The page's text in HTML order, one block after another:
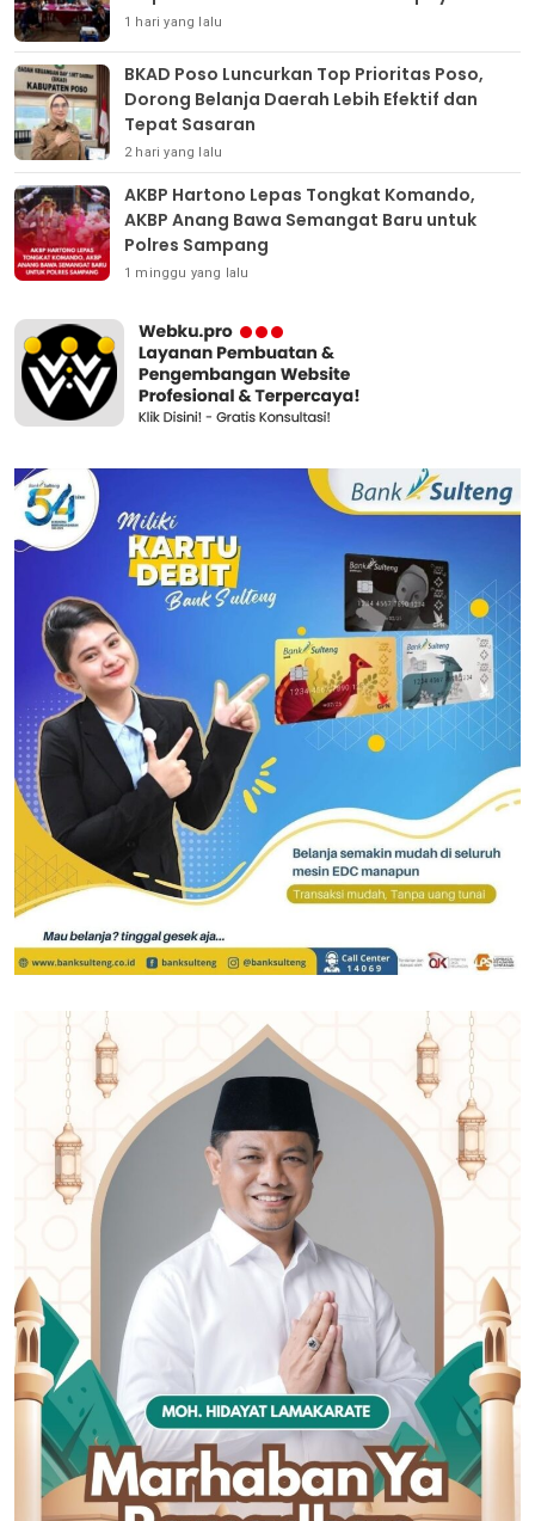
1 hari yang lalu
BKAD Poso Luncurkan Top Prioritas Poso,
Dorong Belanja Daerah Lebih Efektif dan
Tepat Sasaran
2 hari yang lalu
AKBP Hartono Lepas Tongkat Komando,
AKBP Anang Bawa Semangat Baru untuk
Polres Sampang
1 minggu yang lalu